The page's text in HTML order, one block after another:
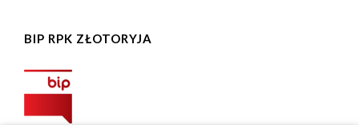
BIP RPK ZŁOTORYJA